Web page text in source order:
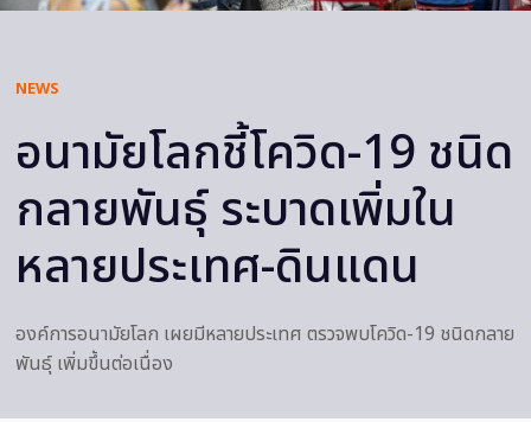
NEWS
อนามัยโลกชี้โควิด-19 ชนิด
กลายพันธุ์ ระบาดเพิ่มใน
หลายประเทศ-ดินแดน
องค์การอนามัยโลก เผยมีหลายประเทศ ตรวจพบโควิด-19 ชนิดกลาย
พันธุ์ เพิ่มขึ้นต่อเนื่อง